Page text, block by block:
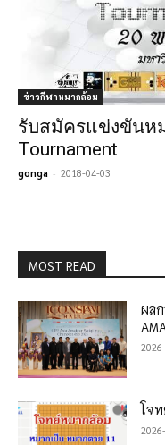
ข่าวกีฬาหมากล้อม
รับสมัครแข่งขันห
Tournament
gonga - 2018-04-03
MOST READ
ผล
โจ